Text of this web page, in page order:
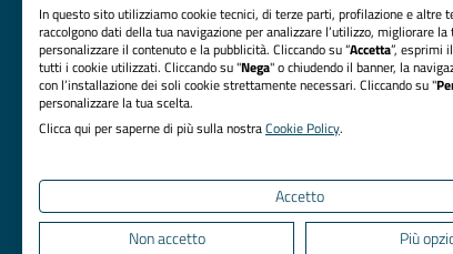
RIFERIMENTI
Azienda Ospedaliera Universitaria Integrata
Verona
In questo sito utilizziamo cookie tecnici, di terze parti, profilazione e altre
raccolgono dati della tua navigazione per analizzare l’utilizzo, migliorare la
personalizzare il contenuto e la pubblicità. Cliccando su “Accetta”, esprimi
tutti i cookie utilizzati. Cliccando su "Nega" o chiudendo il banner, la
con l’installazione dei soli cookie strettamente necessari. Cliccando su "
personalizzare la tua scelta.
Clicca qui per saperne di più sulla nostraCookie Policy.
Accetto
Non accetto
Più